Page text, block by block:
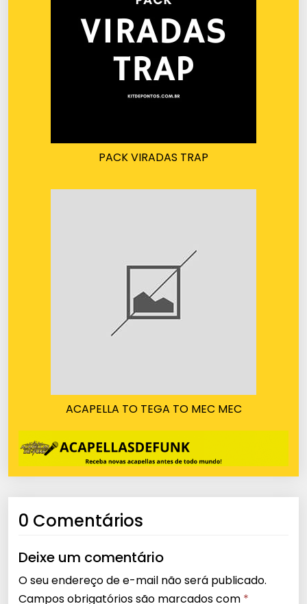
PACK VIRADAS TRAP
ACAPELLA TO TEGA TO MEC MEC
0 Comentários
Deixe um comentário
O seu endereço de e-mail não será publicado.
Campos obrigatórios são marcados com *